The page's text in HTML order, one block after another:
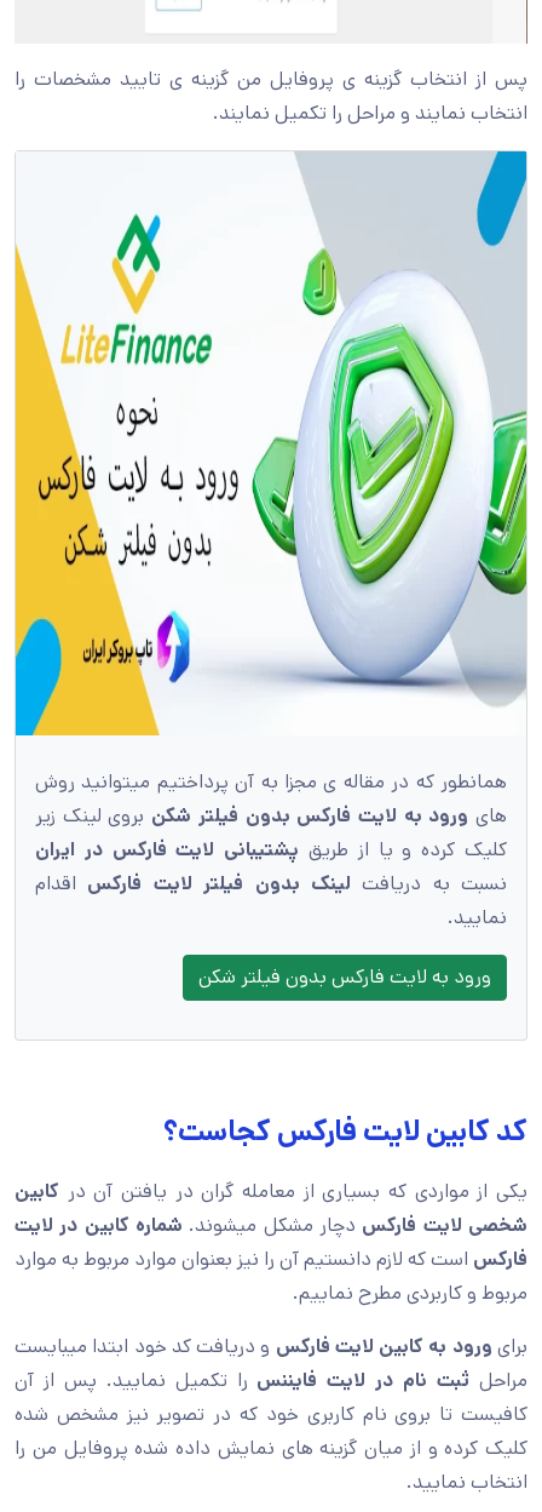
پس از انتخاب گزینه ی پروفایل من گزینه ی تایید مشخصات را
انتخاب نمایند و مراحل را تکمیل نمایند.
همانطور که در مقاله ی مجزا به آن پرداختیم میتوانید روش
هایورود به لایت فارکس بدون فیلتر شکن بروی لینک زیر
کلیک کرده و یا از طریق پشتیبانی لایت فارکس در ایران
نسبت به دریافت لینک بدون فیلتر لایت فارکس اقدام
نمایید.
ورود به لایت فارکس بدون فیلتر شکن
کد کابین لایت فارکس کجاست؟
یکی از مواردی که بسیاری از معامله گران در یافتن آن در کابین
شخصی لایت فارکس دچار مشکل میشوند. شماره کابین در لایت
فارکس است که لازم دانستیم آن را نیز بعنوان موارد مربوط به موارد
مربوط و کاربردی مطرح نماییم.
برای ورود به کابین لایت فارکس و دریافت کد خود ابتدا میبایست
مراحل ثبت نام در لایت فایننس را تکمیل نمایید. پس از آن
کافیست تا بروی نام کاربری خود که در تصویر نیز مشخص شده
کلیک کرده و از میان گزینه های نمایش داده شده پروفایل من را
انتخاب نمایید.